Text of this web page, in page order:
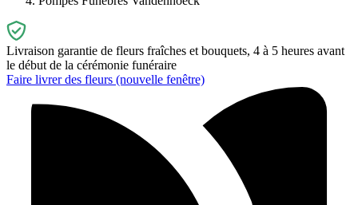
Livraison garantie de fleurs fraîches et bouquets, 4 à 5 heures avant
le début de la cérémonie funéraire
Faire livrer des fleurs (nouvelle fenêtre)